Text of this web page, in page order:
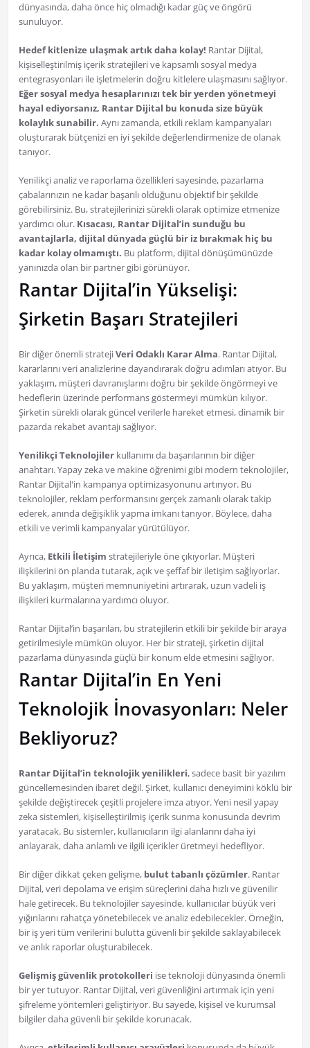
dünyasında, daha önce hiç olmadığı kadar güç ve öngörü
sunuluyor.
Hedef kitlenize ulaşmak artık daha kolay! Rantar Dijital,
kişiselleştirilmiş içerik stratejileri ve kapsamlı sosyal medya
entegrasyonları ile işletmelerin doğru kitlelere ulaşmasını sağlıyor.
Eğer sosyal medya hesaplarınızı tek bir yerden yönetmeyi
hayal ediyorsanız, Rantar Dijital bu konuda size büyük
kolaylık sunabilir. Aynı zamanda, etkili reklam kampanyaları
oluşturarak bütçenizi en iyi şekilde değerlendirmenize de olanak
tanıyor.
Yenilikçi analiz ve raporlama özellikleri sayesinde, pazarlama
çabalarınızın ne kadar başarılı olduğunu objektif bir şekilde
görebilirsiniz. Bu, stratejilerinizi sürekli olarak optimize etmenize
yardımcı olur. Kısacası, Rantar Dijital’in sunduğu bu
avantajlarla, dijital dünyada güçlü bir iz bırakmak hiç bu
kadar kolay olmamıştı. Bu platform, dijital dönüşümünüzde
yanınızda olan bir partner gibi görünüyor.
Rantar Dijital’in Yükselişi:
Şirketin Başarı Stratejileri
Bir diğer önemli stratejiVeri Odaklı Karar Alma. Rantar Dijital,
kararlarını veri analizlerine dayandırarak doğru adımları atıyor. Bu
yaklaşım, müşteri davranışlarını doğru bir şekilde öngörmeyi ve
hedeflerin üzerinde performans göstermeyi mümkün kılıyor.
Şirketin sürekli olarak güncel verilerle hareket etmesi, dinamik bir
pazarda rekabet avantajı sağlıyor.
Yenilikçi Teknolojilerkullanımı da başarılarının bir diğer
anahtarı. Yapay zeka ve makine öğrenimi gibi modern teknolojiler,
Rantar Dijital'in kampanya optimizasyonunu artırıyor. Bu
teknolojiler, reklam performansını gerçek zamanlı olarak takip
ederek, anında değişiklik yapma imkanı tanıyor. Böylece, daha
etkili ve verimli kampanyalar yürütülüyor.
Ayrıca, Etkili İletişim stratejileriyle öne çıkıyorlar. Müşteri
ilişkilerini ön planda tutarak, açık ve şeffaf bir iletişim sağlıyorlar.
Bu yaklaşım, müşteri memnuniyetini artırarak, uzun vadeli iş
ilişkileri kurmalarına yardımcı oluyor.
Rantar Dijital’in başarıları, bu stratejilerin etkili bir şekilde bir araya
getirilmesiyle mümkün oluyor. Her bir strateji, şirketin dijital
pazarlama dünyasında güçlü bir konum elde etmesini sağlıyor.
Rantar Dijital’in En Yeni
Teknolojik İnovasyonları: Neler
Bekliyoruz?
Rantar Dijital’in teknolojik yenilikleri, sadece basit bir yazılım
güncellemesinden ibaret değil. Şirket, kullanıcı deneyimini köklü bir
şekilde değiştirecek çeşitli projelere imza atıyor. Yeni nesil yapay
zeka sistemleri, kişiselleştirilmiş içerik sunma konusunda devrim
yaratacak. Bu sistemler, kullanıcıların ilgi alanlarını daha iyi
anlayarak, daha anlamlı ve ilgili içerikler üretmeyi hedefliyor.
Bir diğer dikkat çeken gelişme, bulut tabanlı çözümler. Rantar
Dijital, veri depolama ve erişim süreçlerini daha hızlı ve güvenilir
hale getirecek. Bu teknolojiler sayesinde, kullanıcılar büyük veri
yığınlarını rahatça yönetebilecek ve analiz edebilecekler. Örneğin,
bir iş yeri tüm verilerini bulutta güvenli bir şekilde saklayabilecek
ve anlık raporlar oluşturabilecek.
Gelişmiş güvenlik protokolleri ise teknoloji dünyasında önemli
bir yer tutuyor. Rantar Dijital, veri güvenliğini artırmak için yeni
şifreleme yöntemleri geliştiriyor. Bu sayede, kişisel ve kurumsal
bilgiler daha güvenli bir şekilde korunacak.